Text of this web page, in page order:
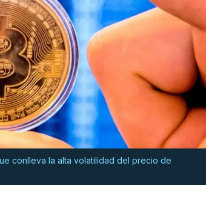
conlleva la alta volatilidad del precio de